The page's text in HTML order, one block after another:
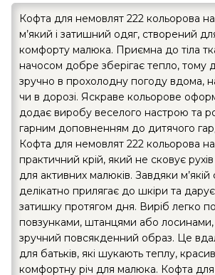
Кофта для немовлят 222 кольорова
м’який і затишний одяг, створений
комфорту малюка. Приємна до тіла
начосом добре зберігає тепло, тому
зручно в прохолодну погоду вдома,
чи в дорозі. Яскраве кольорове
додає виробу веселого настрою та
гарним доповненням до дитячого
Кофта для немовлят 222 кольорова
практичний крій, який не сковує рухів
для активних малюків. Завдяки м’якій
делікатно прилягає до шкіри та дарує
затишку протягом дня. Виріб легко
повзунками, штанцями або
зручний повсякденний образ. Це
для батьків, які шукають теплу,
комфортну річ для малюка. Кофта